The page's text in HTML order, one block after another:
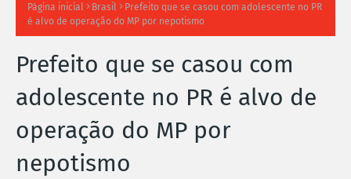
A
S
N
O
Página inicial Brasil
Prefeito que se casou com adolescente no PR
é alvo de operação do MP por nepotismo
Prefeito que se casou com
adolescente no PR é alvo de
operação do MP por
nepotismo